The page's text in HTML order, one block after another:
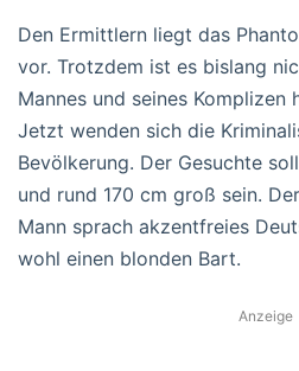
Den Ermittlern liegt das
vor. Trotzdem ist es bislang
Mannes und seines Komplizen
Jetzt wenden sich die
Bevölkerung. Der Gesuchte
und rund 170 cm groß sein.
Mann sprach akzentfreies
wohl einen blonden Bart.
Anzeige